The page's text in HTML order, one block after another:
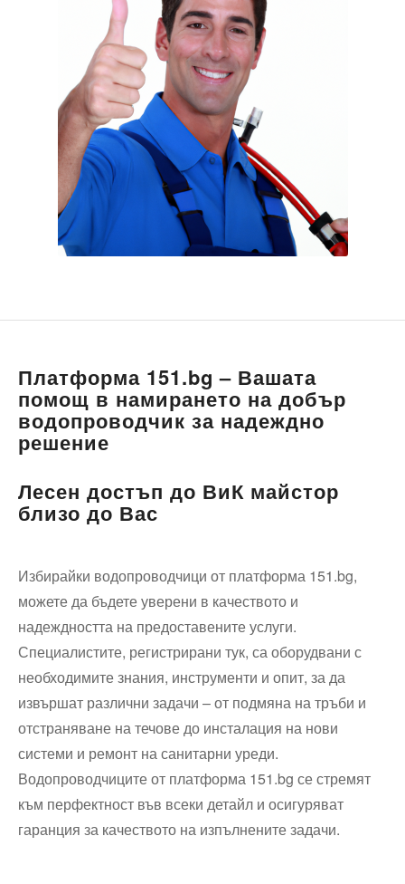
Платформа 151.bg – Вашата
помощ в намирането на добър
водопроводчик за надеждно
решение
Лесен достъп до ВиК майстор
близо до Вас
Избирайки водопроводчици от платформа 151.bg,
можете да бъдете уверени в качеството и
надеждността на предоставените услуги.
Специалистите, регистрирани тук, са оборудвани с
необходимите знания, инструменти и опит, за да
извършат различни задачи – от подмяна на тръби и
отстраняване на течове до инсталация на нови
системи и ремонт на санитарни уреди.
Водопроводчиците от платформа 151.bg се стремят
към перфектност във всеки детайл и осигуряват
гаранция за качеството на изпълнените задачи.